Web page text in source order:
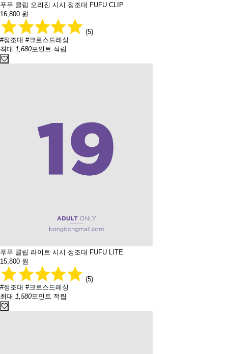
푸푸 클립 오리진 시시 정조대 FUFU CLIP
16,800 원
(5)
#정조대 #크로스드레싱
최대 1,680포인트 적립
푸푸 클립 라이트 시시 정조대 FUFU LITE
15,800 원
(5)
#정조대 #크로스드레싱
최대 1,580포인트 적립